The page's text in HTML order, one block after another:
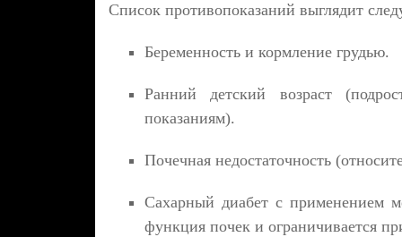
Список противопоказаний выглядит
Беременность и кормление грудью.
Ранний детский возраст
показаниям).
Почечная недостаточность
Сахарный диабет с применением
функция почек и ограничивается